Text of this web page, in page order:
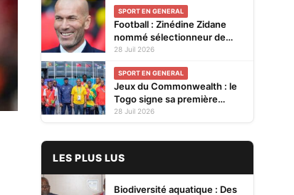
ranking
SPORT EN GENERAL
Football : Zinédine Zidane
nommé sélectionneur de
l'équipe de France
28 Juil 2026
SPORT EN GENERAL
Jeux du Commonwealth : le
Togo signe sa première
participation à Glasgow
28 Juil 2026
LES PLUS LUS
Biodiversité aquatique : Des